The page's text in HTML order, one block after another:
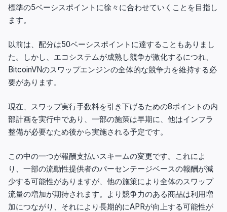
標準の5ベーシスポイントに徐々に合わせていくことを目指し
ます。
以前は、配分は50ベーシスポイントに達することもありまし
た。しかし、エコシステムが成熟し競争が激化するにつれ、
BitcoinVNのスワップエンジンの全体的な競争力を維持する必
要があります。
現在、スワップ実行手数料を引き下げるための8ポイントの内
部計画を実行中であり、一部の施策は早期に、他はインフラ
整備が必要なため後から実施される予定です。
この中の一つが報酬支払いスキームの変更です。これによ
り、一部の流動性提供者のパーセンテージベースの報酬が減
少する可能性がありますが、他の施策により全体のスワップ
流量の増加が期待されます。より競争力のある商品は利用増
加につながり、それにより長期的にAPRが向上する可能性が